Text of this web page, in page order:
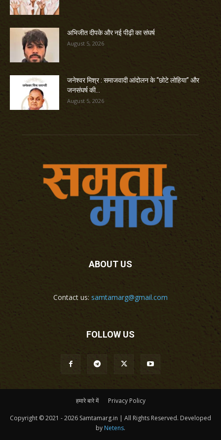
अभिजीत दीपके और नई पीढ़ी का संघर्ष
August 5, 2026
जनेश्वर मिश्र : समाजवादी आंदोलन के “छोटे लोहिया” और
जनसंघर्ष की...
August 5, 2026
ABOUT US
Contact us: samtamarg@gmail.com
FOLLOW US
हमारे बारे में Privacy Policy
Copyright © 2021 - 2026 Samtamarg.in | All Rights Reserved. Developed
by Netens.